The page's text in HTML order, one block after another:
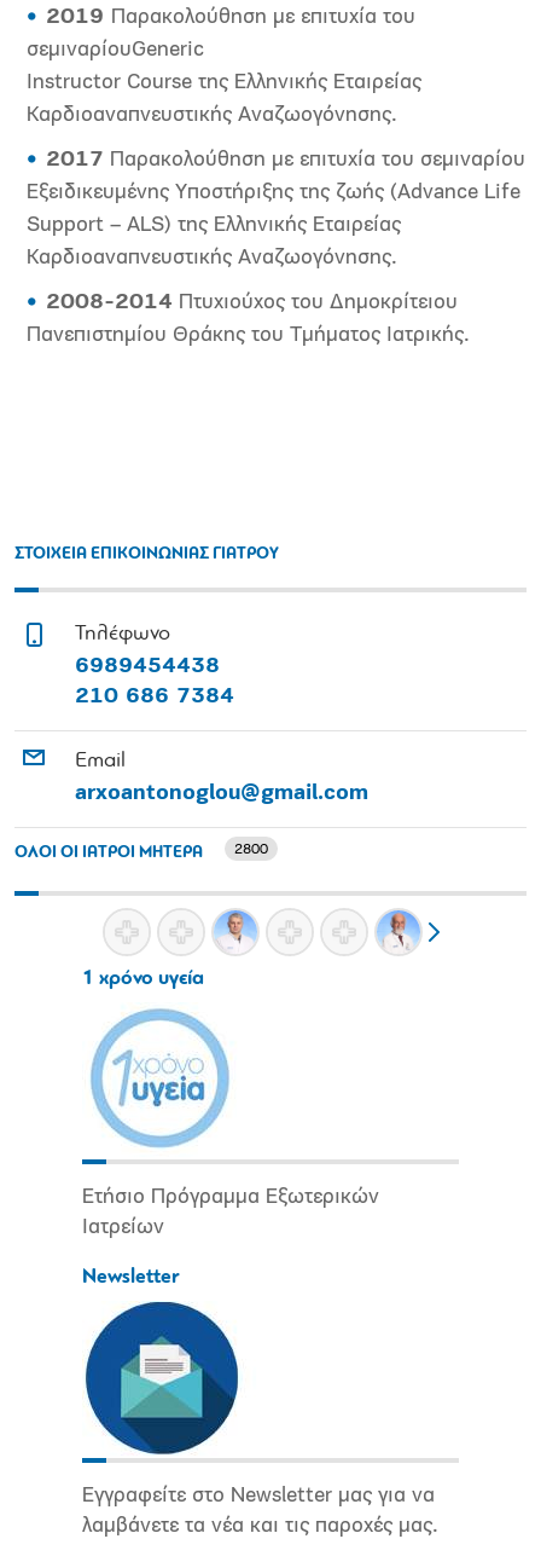
2019 ​Παρακολούθηση με επιτυχία του
σεμιναρίουGeneric
Instructor Course της Ελληνικής Εταιρείας
Καρδιοαναπνευστικής Αναζωογόνησης.
2017 ​ Παρακολούθηση με επιτυχία του σεμιναρίου
Εξειδικευμένης Υποστήριξης της ζωής (Advance Life
Support – ALS) της Ελληνικής Εταιρείας
Καρδιοαναπνευστικής Αναζωογόνησης.
2008-2014 ​ Πτυχιούχος του Δημοκρίτειου
Πανεπιστημίου Θράκης του Τμήματος Ιατρικής.
ΣΤΟΙΧΕΙΑ ΕΠΙΚΟΙΝΩΝΙΑΣ ΓΙΑΤΡΟΥ
Τηλέφωνο
6989454438
210 686 7384
Email
arxoantonoglou@gmail.com
ΟΛΟΙ ΟΙ ΙΑΤΡΟΙ ΜΗΤΕΡΑ 2800
1 χρόνο υγεία
Ετήσιο Πρόγραμμα Εξωτερικών
Ιατρείων
Newsletter
Εγγραφείτε στο Newsletter μας για να
λαμβάνετε τα νέα και τις παροχές μας.